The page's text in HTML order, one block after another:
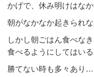
かげで、休み明けはな
朝がなかなか起きられ
しかし朝ごはん食べな
食べるようにしてはい
勝てない時も多々あり